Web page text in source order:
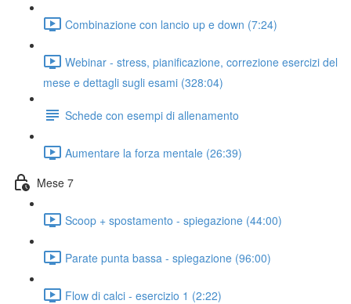
Combinazione con lancio up e down (7:24)
Webinar - stress, pianificazione, correzione esercizi del
mese e dettagli sugli esami (328:04)
Schede con esempi di allenamento
Aumentare la forza mentale (26:39)
Mese 7
Scoop + spostamento - spiegazione (44:00)
Parate punta bassa - spiegazione (96:00)
Flow di calci - esercizio 1 (2:22)